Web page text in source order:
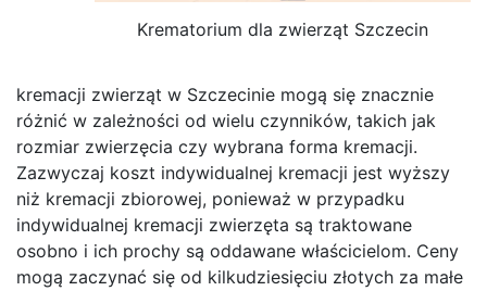
Krematorium dla zwierząt Szczecin
kremacji zwierząt w Szczecinie mogą się znacznie
różnić w zależności od wielu czynników, takich jak
rozmiar zwierzęcia czy wybrana forma kremacji.
Zazwyczaj koszt indywidualnej kremacji jest wyższy
niż kremacji zbiorowej, ponieważ w przypadku
indywidualnej kremacji zwierzęta są traktowane
osobno i ich prochy są oddawane właścicielom. Ceny
mogą zaczynać się od kilkudziesięciu złotych za małe